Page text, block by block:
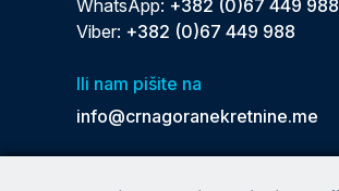
WhatsApp: +382 (0)67 449 988
Viber: +382 (0)67 449 988
Ili nam pišite na
info@crnagoranekretnine.me